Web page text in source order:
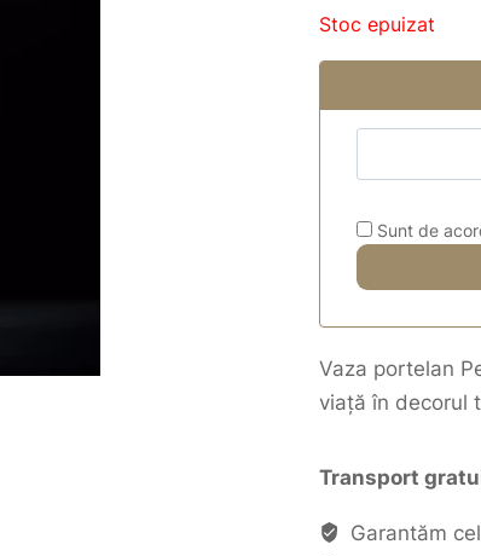
Stoc epuizat
Sunt de
Vaza portelan
viață în decorul
Transport
Garantăm